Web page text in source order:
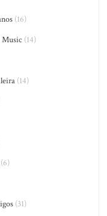
(16)
(14)
(14)
(6)
(31)